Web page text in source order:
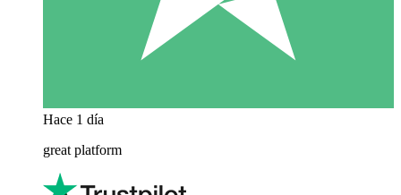
Hace 1 día
great platform